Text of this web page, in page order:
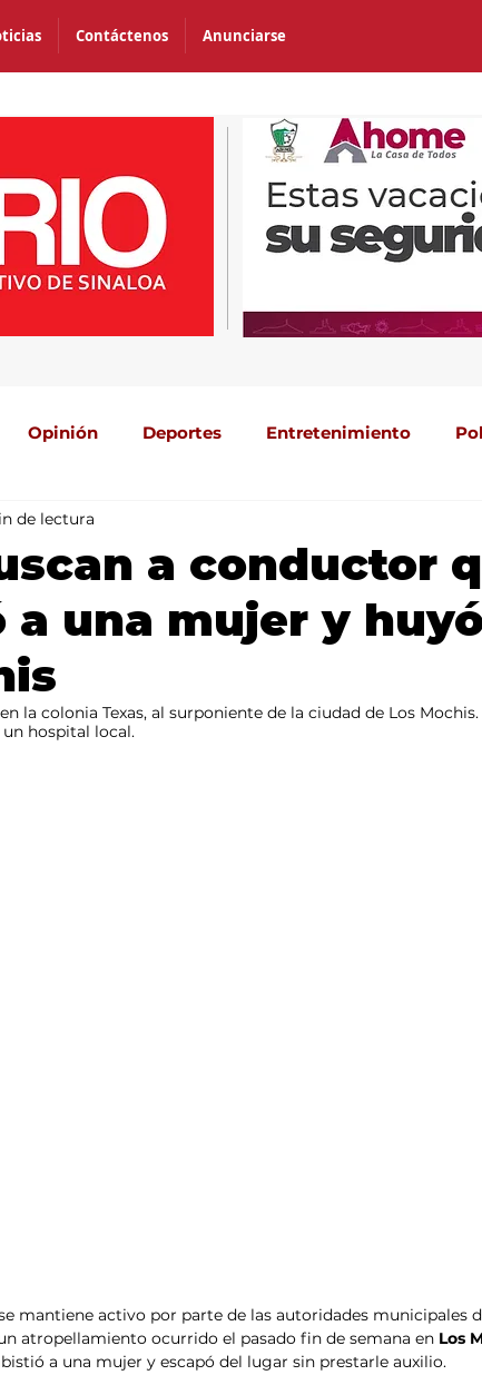
Contáctenos Anunciarse
Opinión Deportes Entretenimiento
Portada 2
a conductor
una mujer y
de lectura
la colonia Texas, al surponiente de la ciudad de Los
hospital local.
mantiene activo por parte de las autoridades municipales
atropellamiento ocurrido el pasado fin de semana en Los
a una mujer y escapó del lugar sin prestarle auxilio.